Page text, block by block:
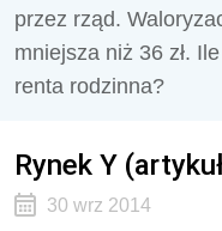
przez rząd.
mniejsza niż 36 zł.
renta rodzinna?
Rynek Y
30 wrz 2014